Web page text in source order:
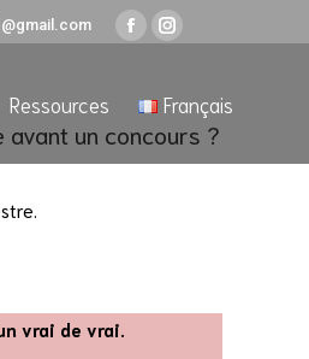
Facebook
opens
in
new
Instagram
opens
in
new
Ressources Français
un concours ?
vrai de vrai.